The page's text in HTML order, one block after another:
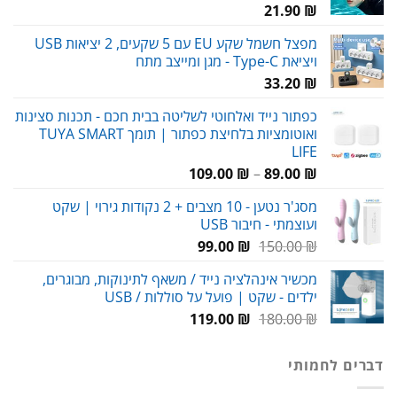
21.90 ₪
מפצל חשמל שקע EU עם 5 שקעים, 2 יציאות USB
ויציאת Type-C - מגן ומייצב מתח
33.20 ₪
כפתור נייד ואלחוטי לשליטה בבית חכם - תכנות סצינות
ואוטומציות בלחיצת כפתור | תומך TUYA SMART
LIFE
89.00 ₪
–
109.00 ₪
מסג'ר נטען - 10 מצבים + 2 נקודות גירוי | שקט
ועוצמתי - חיבור USB
150.00₪
המחיר
היה:
150.00 ₪.
99.00 ₪
המחיר
הוא:
99.00 ₪.
מכשיר אינהלציה נייד / משאף לתינוקות, מבוגרים,
ילדים - שקט | פועל על סוללות / USB
180.00₪
המחיר119.00 ₪
המחיר
דברים לחמותי